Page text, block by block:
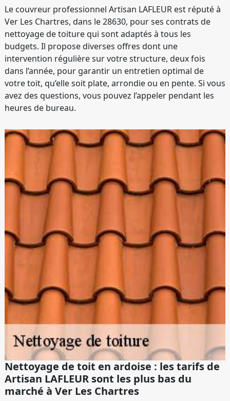
Le couvreur professionnel Artisan LAFLEUR est réputé à
Ver Les Chartres, dans le 28630, pour ses contrats de
nettoyage de toiture qui sont adaptés à tous les
budgets. Il propose diverses offres dont une
intervention régulière sur votre structure, deux fois
dans l’année, pour garantir un entretien optimal de
votre toit, qu’elle soit plate, arrondie ou en pente. Si vous
avez des questions, vous pouvez l’appeler pendant les
heures de bureau.
Nettoyage de toit en ardoise : les tarifs de
Artisan LAFLEUR sont les plus bas du
marché à Ver Les Chartres